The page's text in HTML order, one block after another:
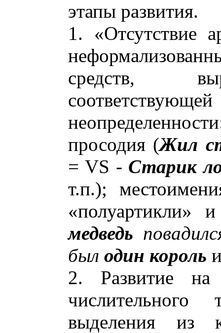
этапы развития.
1. «Отсутствие
средств,
просодия (Жил
= VS - Старик
т.п.);
«полуартикли»
медведь
был один король
2. Развитие на
выделения из